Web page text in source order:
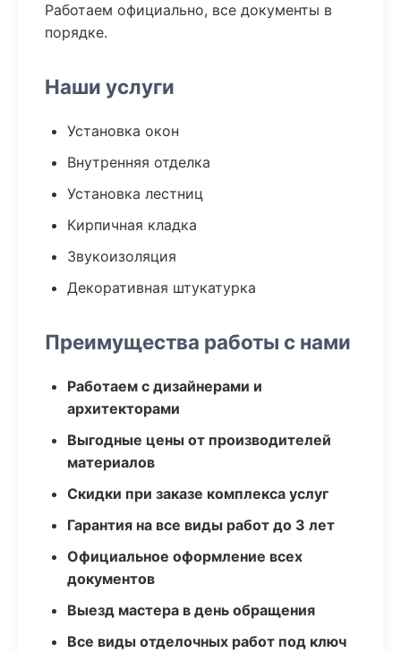
Работаем официально, все документы в
порядке.
Наши услуги
Установка окон
Внутренняя отделка
Установка лестниц
Кирпичная кладка
Звукоизоляция
Декоративная штукатурка
Преимущества работы с нами
Работаем с дизайнерами и
архитекторами
Выгодные цены от производителей
материалов
Скидки при заказе комплекса услуг
Гарантия на все виды работ до 3 лет
Официальное оформление всех
документов
Выезд мастера в день обращения
Все виды отделочных работ под ключ